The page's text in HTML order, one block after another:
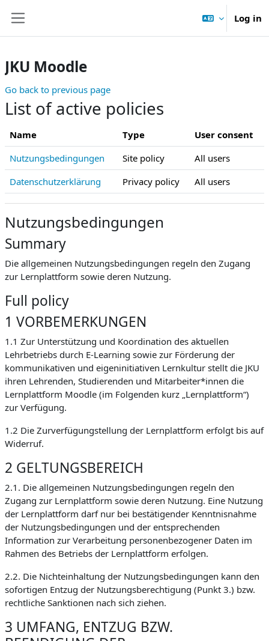
Log in
JKU Moodle
Go back to previous page
List of active policies
Name Type
User consent
Nutzungsbedingungen
Site policy
All users
Datenschutzerklärung
Privacy policy All users
Nutzungsbedingungen
Summary
Die allgemeinen Nutzungsbedingungen regeln den Zugang
zur Lernplattform sowie deren Nutzung.
Full policy
1 VORBEMERKUNGEN
1.1 Zur Unterstützung und Koordination des aktuellen
Lehrbetriebs durch E-Learning sowie zur Förderung der
kommunikativen und eigeninitiativen Lernkultur stellt die JKU
ihren Lehrenden, Studierenden und Mitarbeiter*innen die
Lernplattform Moodle (im Folgenden kurz „Lernplattform“)
zur Verfügung.
1.2 Die Zurverfügungstellung der Lernplattform erfolgt bis auf
Widerruf.
2 GELTUNGSBEREICH
2.1. Die allgemeinen Nutzungsbedingungen regeln den
Zugang zur Lernplattform sowie deren Nutzung. Eine Nutzung
der Lernplattform darf nur bei bestätigender Kenntnisnahme
der Nutzungsbedingungen und der entsprechenden
Information zur Verarbeitung personenbezogener Daten im
Rahmen des Betriebs der Lernplattform erfolgen.
2.2. Die Nichteinhaltung der Nutzungsbedingungen kann den
sofortigen Entzug der Nutzungsberechtigung (Punkt 3.) bzw.
rechtliche Sanktionen nach sich ziehen.
3 UMFANG, ENTZUG BZW.